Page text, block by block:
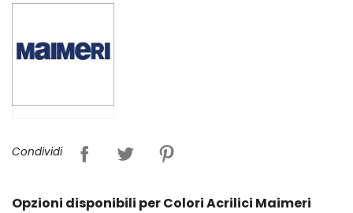
Condividi
Opzioni disponibili per Colori Acrilici Maimeri